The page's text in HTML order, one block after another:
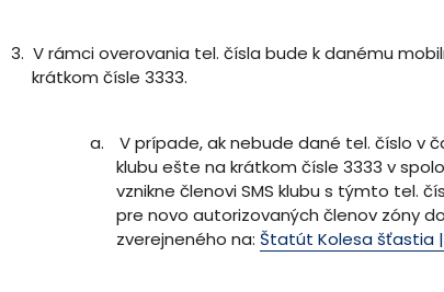
3. V rámci overovania tel. čísla bude k danému
krátkom čísle 3333.
a.
V prípade, ak nebude dané tel. číslo v
klubu ešte na krátkom čísle 3333 v
vznikne členovi SMS klubu s týmto tel.
pre novo autorizovaných členov zóny
zverejneného na: Štatút Kolesa šťastia |